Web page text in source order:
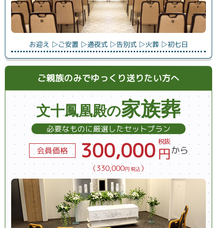
お迎え ▷ご安置 ▷通夜式 ▷告別式 ▷火葬 ▷初七日
ご親族のみでゆっくり送りたい方へ
文十鳳凰殿の家族葬
必要なものに厳選したセットプラン
会員価格 300,000 税抜
円から
（330,000円 税込 ）